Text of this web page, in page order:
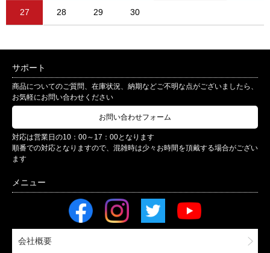
27 28 29 30
サポート
商品についてのご質問、在庫状況、納期などご不明な点がございましたら、
お気軽にお問い合わせください
お問い合わせフォーム
対応は営業日の10：00～17：00となります
順番での対応となりますので、混雑時は少々お時間を頂戴する場合がござい
ます
会社概要